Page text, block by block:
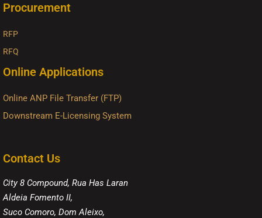
Procurement
RFP
RFQ
Online Applications
Online ANP File Transfer (FTP)
Downstream E-Licensing System
Contact Us
City 8 Compound, Rua Has Laran
Aldeia Fomento II,
Suco Comoro, Dom Aleixo,